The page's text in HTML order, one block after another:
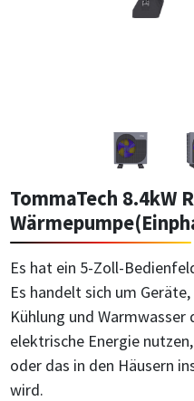
TommaTech 8.4kW
Es hat ein 5-Zoll-
Es handelt sich um
Kühlung und Warmwasser
elektrische Energie
oder das in den Häusern
wird.